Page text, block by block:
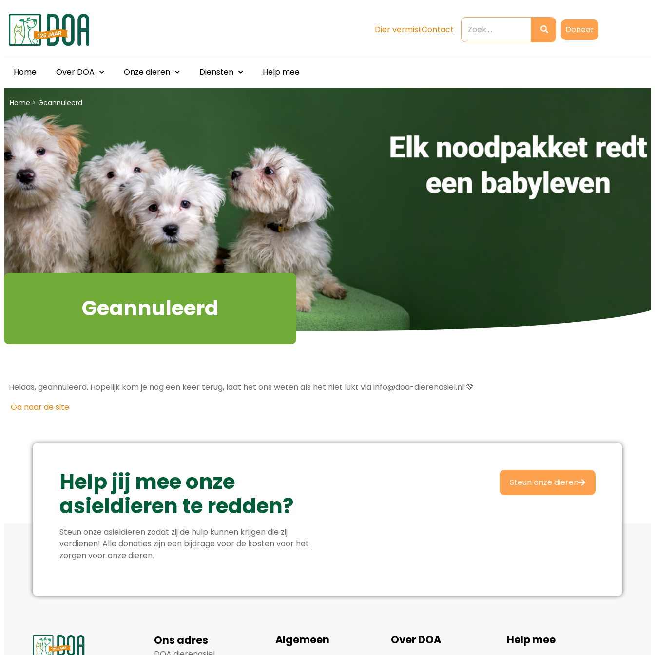
Dier vermistContact Doneer
Home Over DOA Onze dieren Diensten Help mee
Home > Geannuleerd
Geannuleerd
Helaas, geannuleerd. Hopelijk kom je nog een keer terug, laat het ons weten als het niet lukt via info@doa-dierenasiel.nl 💚
Ga naar de site
Help jij mee onze
asieldieren te redden?
Steun onze asieldieren zodat zij de hulp kunnen krijgen die zij
verdienen! Alle donaties zijn een bijdrage voor de kosten voor het
zorgen voor onze dieren.
Steun onze dieren
Ons adres Algemeen Over DOA Help mee